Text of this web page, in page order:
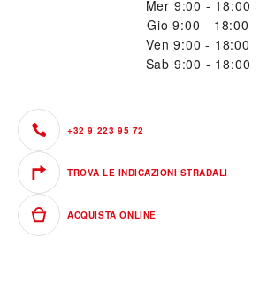
Mer 9:00 - 18:00
Gio 9:00 - 18:00
Ven 9:00 - 18:00
Sab 9:00 - 18:00
+32 9 223 95 72
TROVA LE INDICAZIONI STRADALI
ACQUISTA ONLINE